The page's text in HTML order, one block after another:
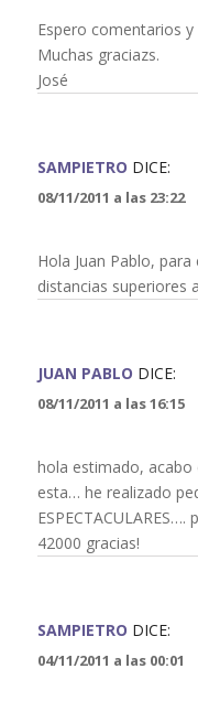
Espero comentarios y
Muchas graciazs.
José
SAMPIETRO DICE:
08/11/2011 a las 23:22
Hola Juan Pablo,
distancias superiores
JUAN PABLO DICE:
08/11/2011 a las 16:15
hola estimado, acabo
esta… he realizado
42000 gracias!
SAMPIETRO DICE:
04/11/2011 a las 00:01